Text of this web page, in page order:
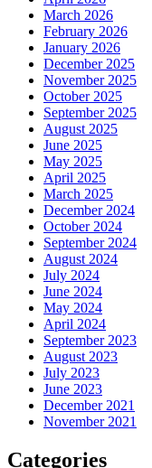
March 2026
February 2026
January 2026
December 2025
November 2025
October 2025
September 2025
August 2025
June 2025
May 2025
April 2025
March 2025
December 2024
October 2024
September 2024
August 2024
July 2024
June 2024
May 2024
April 2024
September 2023
August 2023
July 2023
June 2023
December 2021
November 2021
Categories